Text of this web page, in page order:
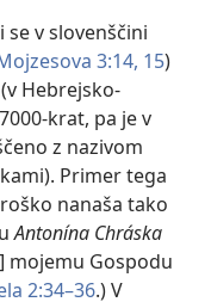
se v slovenščini
3:14, 15)
Hebrejsko-
krat, pa je v
z nazivom
Primer tega
nanaša tako
Antonína Chráska
mojemu Gospodu
2:34–36.) V